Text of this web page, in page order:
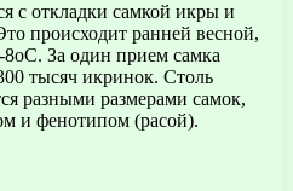
с откладки самкой икры и
происходит ранней весной,
8оС. За один прием самка
тысяч икринок. Столь
разными размерами самок,
и фенотипом (расой).